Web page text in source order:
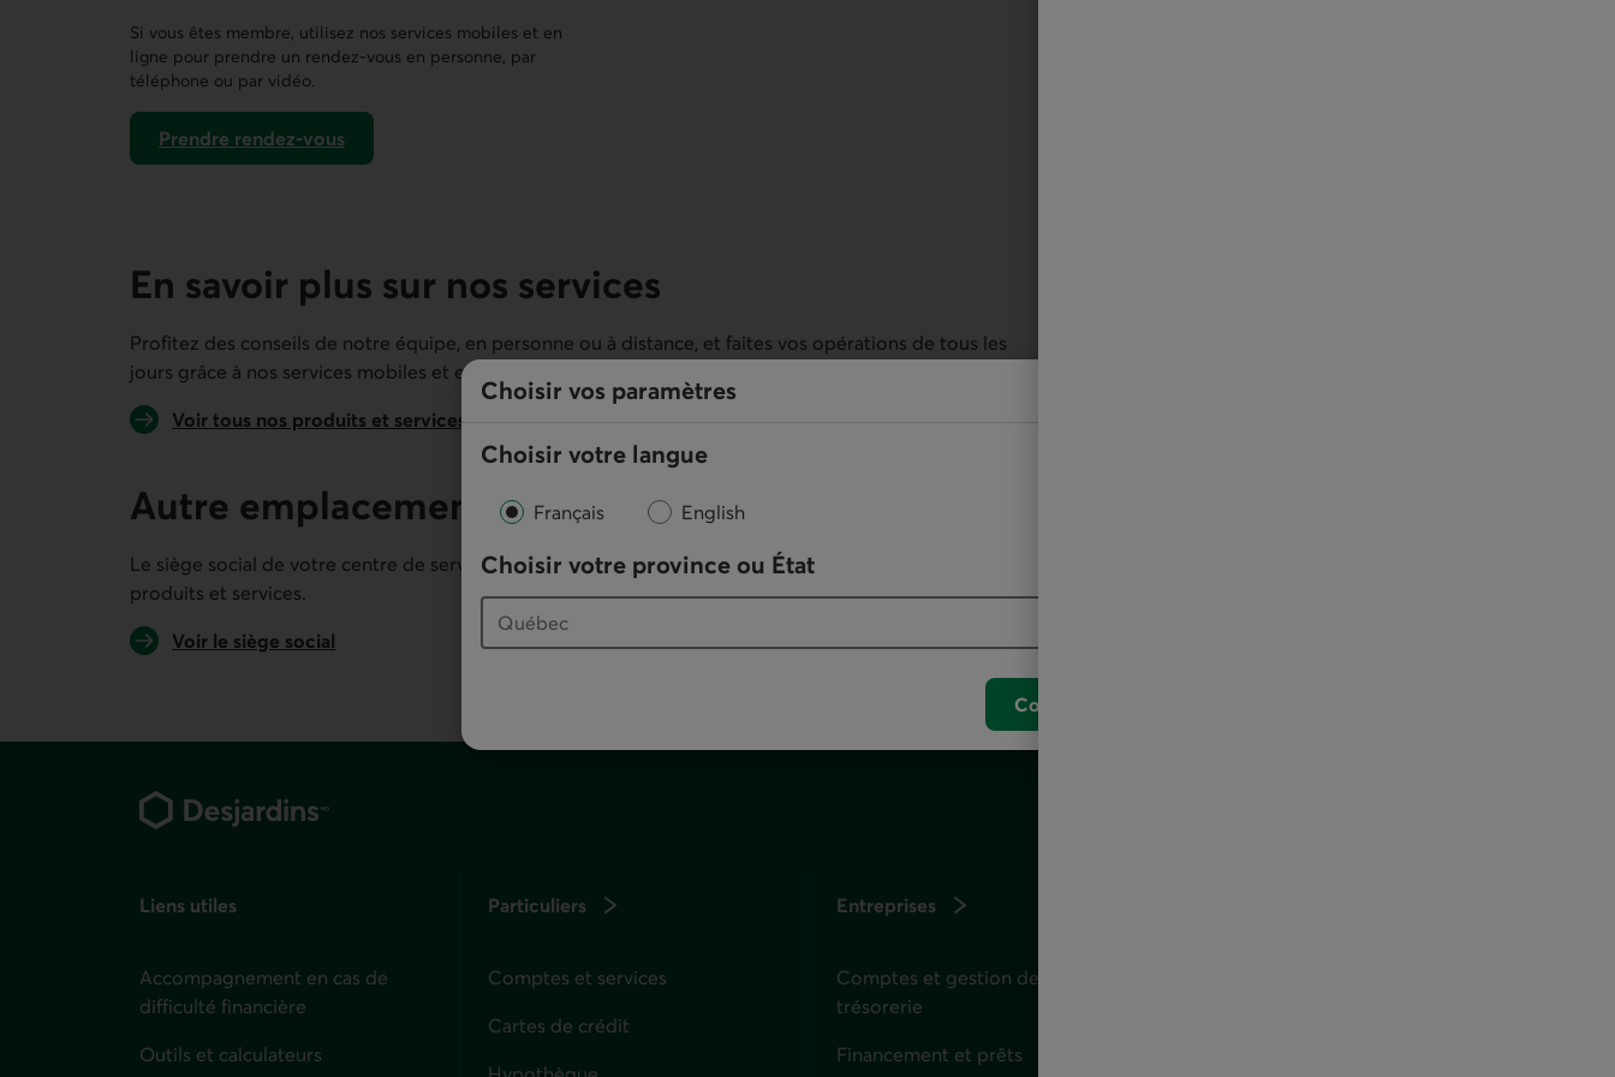
Choisir vos paramètres
Choisir votre langue
Français English
Choisir votre province ou État
Confirmer
Si vous êtes membre, utilisez nos services mobiles et en
ligne pour prendre un rendez-vous en personne, par
téléphone ou par vidéo.
Prendre rendez-vous
dans AccèsD
En savoir plus sur nos services
Profitez des conseils de notre équipe, en personne ou à distance, et faites vos opérations de tous les
jours grâce à nos services mobiles et en ligne.
Voir tous nos produits et services
Autre emplacement
Le siège social de votre centre de services peut aussi vous accompagner et offre l'ensemble de nos
produits et services.
Voir le siège social
Liens utiles
Accompagnement en cas de
difficulté financière
Outils et calculateurs
Particuliers
Comptes et services
Cartes de crédit
Entreprises
Comptes et gestion de
trésorerie
Financement et prêts